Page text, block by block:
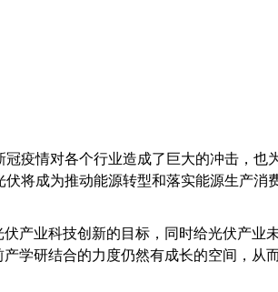
疫情对各个行业造成了巨大的冲击，
将成为推动能源转型和落实能源生产
产业科技创新的目标，同时给光伏产
学研结合的力度仍然有成长的空间，从